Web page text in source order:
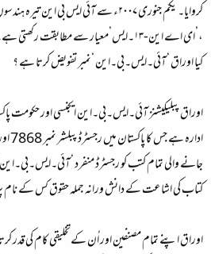
کروایا۔ یکم جنوری ۲۰۰۷ء سے آئی ایس بی
،’ای اے این-۱۳۔ایس’معیار سے مطابقت رکھتی ہے۔
کیا اوراق ‘آئی۔ایس۔بی۔این ‘نمبر تفویض کرتا ہے ؟
اوراق پبلیکیشنز آئی۔ایس۔بی۔این ایجنسی اور
جانے والی تمام کتب کو رجسٹرڈ منفرد
کتاب کی اشاعت کے دانش ورانہ جملہ حقوق کس کے نام
اوراق اپنے تمام مصنفین اور اُن کےتخلیقی کام کی قدر